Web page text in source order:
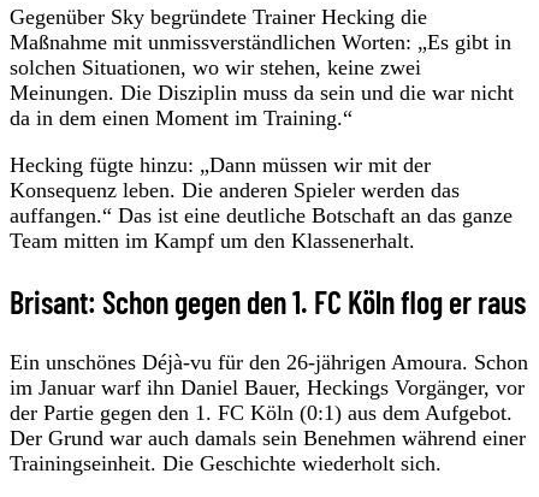
Gegenüber Sky begründete Trainer Hecking die
Maßnahme mit unmissverständlichen Worten: „Es gibt in
solchen Situationen, wo wir stehen, keine zwei
Meinungen. Die Disziplin muss da sein und die war nicht
da in dem einen Moment im Training.“
Hecking fügte hinzu: „Dann müssen wir mit der
Konsequenz leben. Die anderen Spieler werden das
auffangen.“ Das ist eine deutliche Botschaft an das ganze
Team mitten im Kampf um den Klassenerhalt.
Brisant: Schon gegen den 1. FC Köln flog er raus
Ein unschönes Déjà-vu für den 26-jährigen Amoura. Schon
im Januar warf ihn Daniel Bauer, Heckings Vorgänger, vor
der Partie gegen den 1. FC Köln (0:1) aus dem Aufgebot.
Der Grund war auch damals sein Benehmen während einer
Trainingseinheit. Die Geschichte wiederholt sich.